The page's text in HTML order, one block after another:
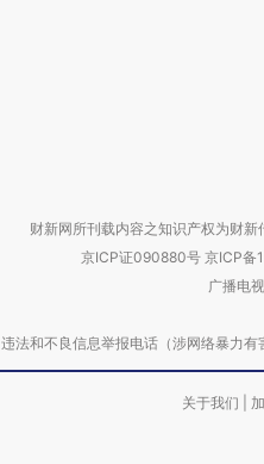
财新网所刊载内容之知识产权为财
京ICP证090880号 京ICP备
广播电
违法和不良信息举报电话（涉网络暴力
关于我们